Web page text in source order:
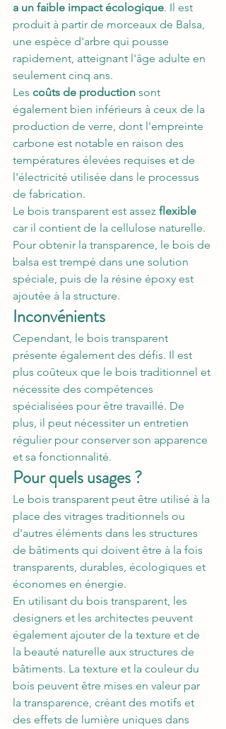
a un faible impact écologique. Il est
produit à partir de morceaux de Balsa,
une espèce d'arbre qui pousse
rapidement, atteignant l'âge adulte en
seulement cinq ans.
Les coûts de production sont
également bien inférieurs à ceux de la
production de verre, dont l'empreinte
carbone est notable en raison des
températures élevées requises et de
l'électricité utilisée dans le processus
de fabrication.
Le bois transparent est assez flexible
car il contient de la cellulose naturelle.
Pour obtenir la transparence, le bois de
balsa est trempé dans une solution
spéciale, puis de la résine époxy est
ajoutée à la structure.
Inconvénients
Cependant, le bois transparent
présente également des défis. Il est
plus coûteux que le bois traditionnel et
nécessite des compétences
spécialisées pour être travaillé. De
plus, il peut nécessiter un entretien
régulier pour conserver son apparence
et sa fonctionnalité.
Pour quels usages ?
Le bois transparent peut être utilisé à la
place des vitrages traditionnels ou
d'autres éléments dans les structures
de bâtiments qui doivent être à la fois
transparents, durables, écologiques et
économes en énergie.
En utilisant du bois transparent, les
designers et les architectes peuvent
également ajouter de la texture et de
la beauté naturelle aux structures de
bâtiments. La texture et la couleur du
bois peuvent être mises en valeur par
la transparence, créant des motifs et
des effets de lumière uniques dans